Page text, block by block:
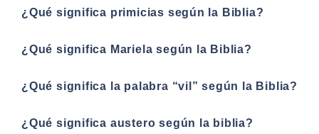
¿Qué significa primicias según la Biblia?
¿Qué significa Mariela según la Biblia?
¿Qué significa la palabra “vil” según la Biblia?
¿Qué significa austero según la biblia?